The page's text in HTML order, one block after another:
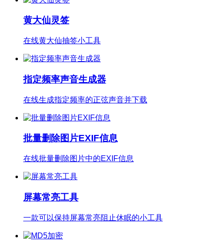
黄大仙灵签
在线黄大仙抽签小工具
指定频率声音生成器
在线生成指定频率的正弦声音并下载
批量删除图片EXIF信息
在线批量删除图片中的EXIF信息
屏幕常亮工具
一款可以保持屏幕常亮阻止休眠的小工具